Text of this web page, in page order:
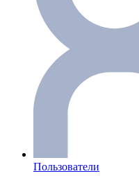
Пользователи